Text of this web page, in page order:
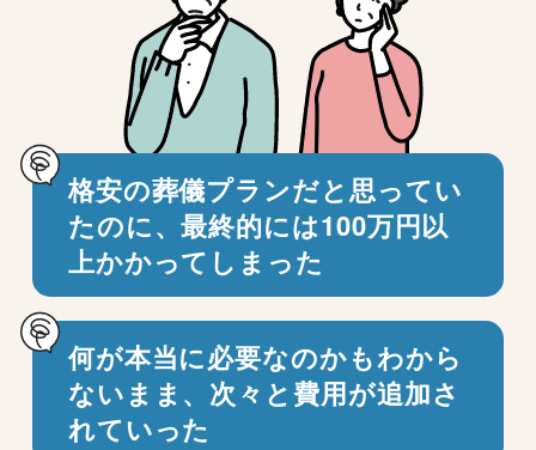
格安の葬儀プランだと思ってい
たのに、最終的には100万円以
上かかってしまった
何が本当に必要なのかもわから
ないまま、 次々と費用が追加さ
れていった